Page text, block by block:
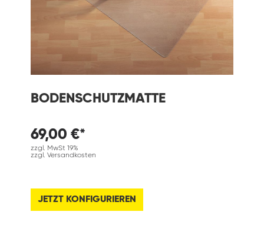
BODENSCHUTZMATTE
69,00 €*
zzgl. MwSt 19%
zzgl. Versandkosten
JETZT KONFIGURIEREN